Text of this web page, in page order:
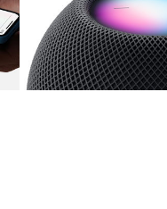
图库 图像 5